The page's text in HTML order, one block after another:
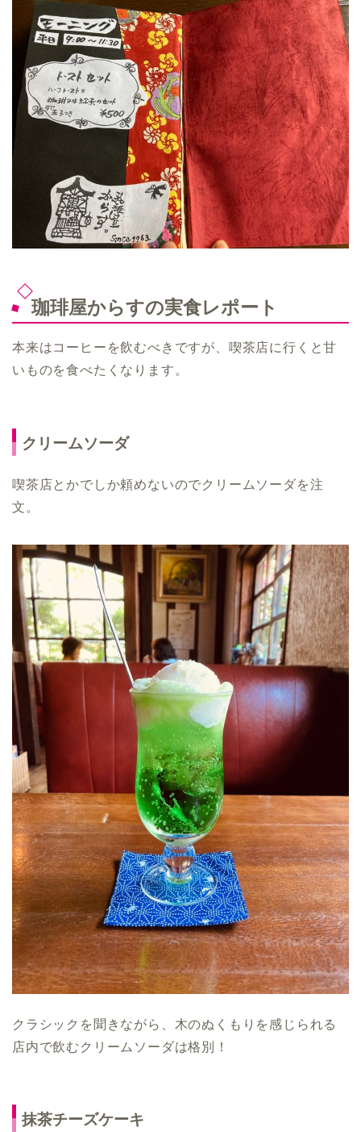
珈琲屋からすの実食レポート
本来はコーヒーを飲むべきですが、喫茶店に行くと甘
いものを食べたくなります。
クリームソーダ
喫茶店とかでしか頼めないのでクリームソーダを注
文。
クラシックを聞きながら、木のぬくもりを感じられる
店内で飲むクリームソーダは格別！
抹茶チーズケーキ